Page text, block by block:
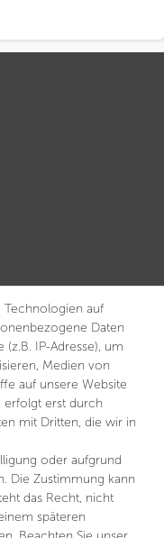
ich jederzeit
auf
Daten
IP-Adresse), um
Medien von
auf unsere Website
erfolgt erst durch
mit Dritten, die wir in
oder aufgrund
Die Zustimmung kann
das Recht, nicht
späteren